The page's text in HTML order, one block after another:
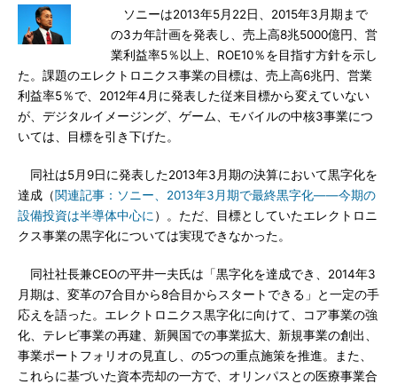
ソニーは2013年5月22日、2015年3月期まで
の3カ年計画を発表し、売上高8兆5000億円、営
業利益率5％以上、ROE10％を目指す方針を示し
た。課題のエレクトロニクス事業の目標は、売上高6兆円、営業
利益率5％で、2012年4月に発表した従来目標から変えていない
が、デジタルイメージング、ゲーム、モバイルの中核3事業につ
いては、目標を引き下げた。
同社は5月9日に発表した2013年3月期の決算において黒字化を
達成（関連記事：ソニー、2013年3月期で最終黒字化――今期の
設備投資は半導体中心に ）。ただ、目標としていたエレクトロニ
クス事業の黒字化については実現できなかった。
同社社長兼CEOの平井一夫氏は「黒字化を達成でき、2014年3
月期は、変革の7合目から8合目からスタートできる」と一定の手
応えを語った。エレクトロニクス黒字化に向けて、コア事業の強
化、テレビ事業の再建、新興国での事業拡大、新規事業の創出、
事業ポートフォリオの見直し、の5つの重点施策を推進。また、
これらに基づいた資本売却の一方で、オリンパスとの医療事業合